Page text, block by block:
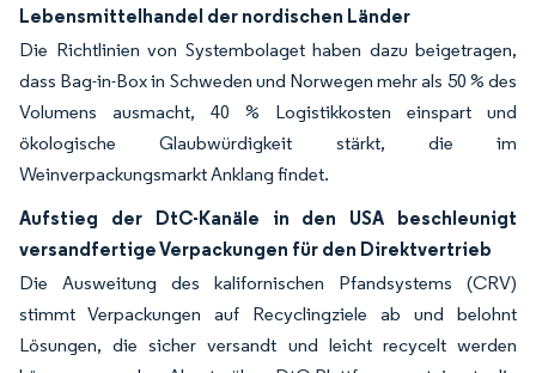
Lebensmittelhandel der nordischen Länder
Die Richtlinien von Systembolaget haben dazu beigetragen,
dass Bag-in-Box in Schweden und Norwegen mehr als 50 % des
Volumens ausmacht, 40 % Logistikkosten einspart und
ökologische Glaubwürdigkeit stärkt, die im
Weinverpackungsmarkt Anklang findet.
Aufstieg der DtC-Kanäle in den USA beschleunigt
versandfertige Verpackungen für den Direktvertrieb
Die Ausweitung des kalifornischen Pfandsystems (CRV)
stimmt Verpackungen auf Recyclingziele ab und belohnt
Lösungen, die sicher versandt und leicht recycelt werden